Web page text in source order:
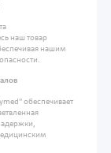
наш товар
нашим
обеспечивает